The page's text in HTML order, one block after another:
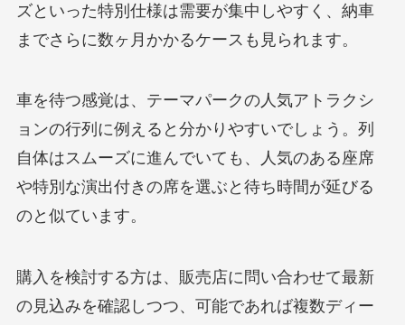
ズといった特別仕様は需要が集中しやすく、納車
までさらに数ヶ月かかるケースも見られます。
車を待つ感覚は、テーマパークの人気アトラクシ
ョンの行列に例えると分かりやすいでしょう。列
自体はスムーズに進んでいても、人気のある座席
や特別な演出付きの席を選ぶと待ち時間が延びる
のと似ています。
購入を検討する方は、販売店に問い合わせて最新
の見込みを確認しつつ、可能であれば複数ディー